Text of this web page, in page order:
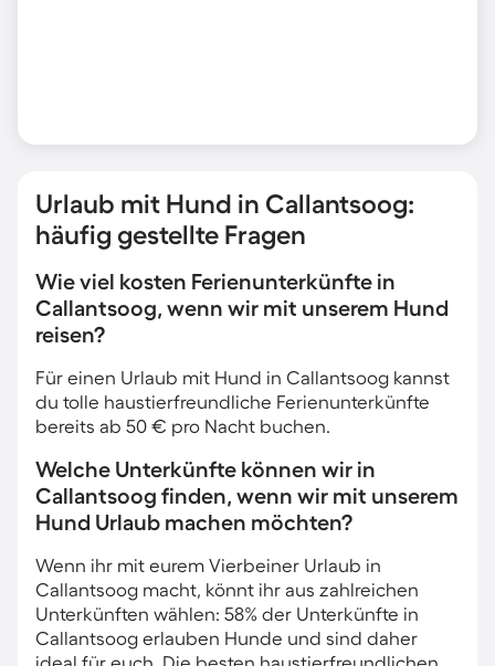
Urlaub mit Hund in Callantsoog:
häufig gestellte Fragen
Wie viel kosten Ferienunterkünfte in
Callantsoog, wenn wir mit unserem Hund
reisen?
Für einen Urlaub mit Hund in Callantsoog kannst
du tolle haustierfreundliche Ferienunterkünfte
bereits ab 50 € pro Nacht buchen.
Welche Unterkünfte können wir in
Callantsoog finden, wenn wir mit unserem
Hund Urlaub machen möchten?
Wenn ihr mit eurem Vierbeiner Urlaub in
Callantsoog macht, könnt ihr aus zahlreichen
Unterkünften wählen: 58% der Unterkünfte in
Callantsoog erlauben Hunde und sind daher